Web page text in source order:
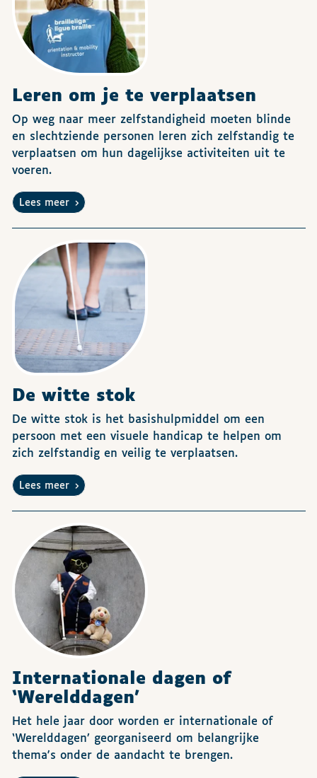
Leren om je te verplaatsen
Op weg naar meer zelfstandigheid moeten blinde
en slechtziende personen leren zich zelfstandig te
verplaatsen om hun dagelijkse activiteiten uit te
voeren.
Lees meer
De witte stok
De witte stok is het basishulpmiddel om een
persoon met een visuele handicap te helpen om
zich zelfstandig en veilig te verplaatsen.
Lees meer
Internationale dagen of
‘Werelddagen’
Het hele jaar door worden er internationale of
‘Werelddagen’ georganiseerd om belangrijke
thema's onder de aandacht te brengen.